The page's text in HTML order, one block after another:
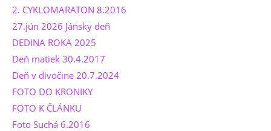
2. CYKLOMARATON 8.2016
27.jún 2026 Jánsky deň
DEDINA ROKA 2025
Deň matiek 30.4.2017
Deň v divočine 20.7.2024
FOTO DO KRONIKY
FOTO K ČLÁNKU
Foto Suchá 6.2016